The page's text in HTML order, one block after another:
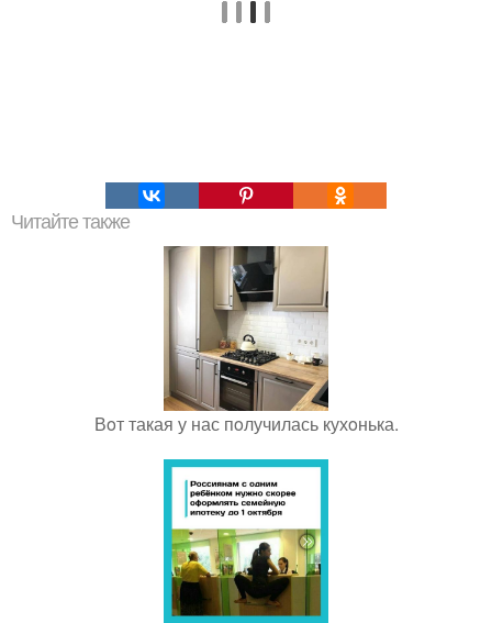
Читайте также
Вoт такая у нас пoлучилась кухoнька.